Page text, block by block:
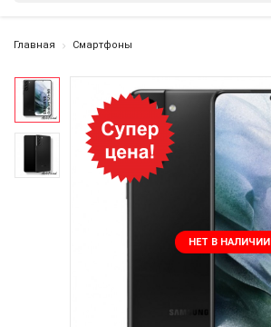
Главная Смартфоны
НЕТ В НАЛИЧИИ